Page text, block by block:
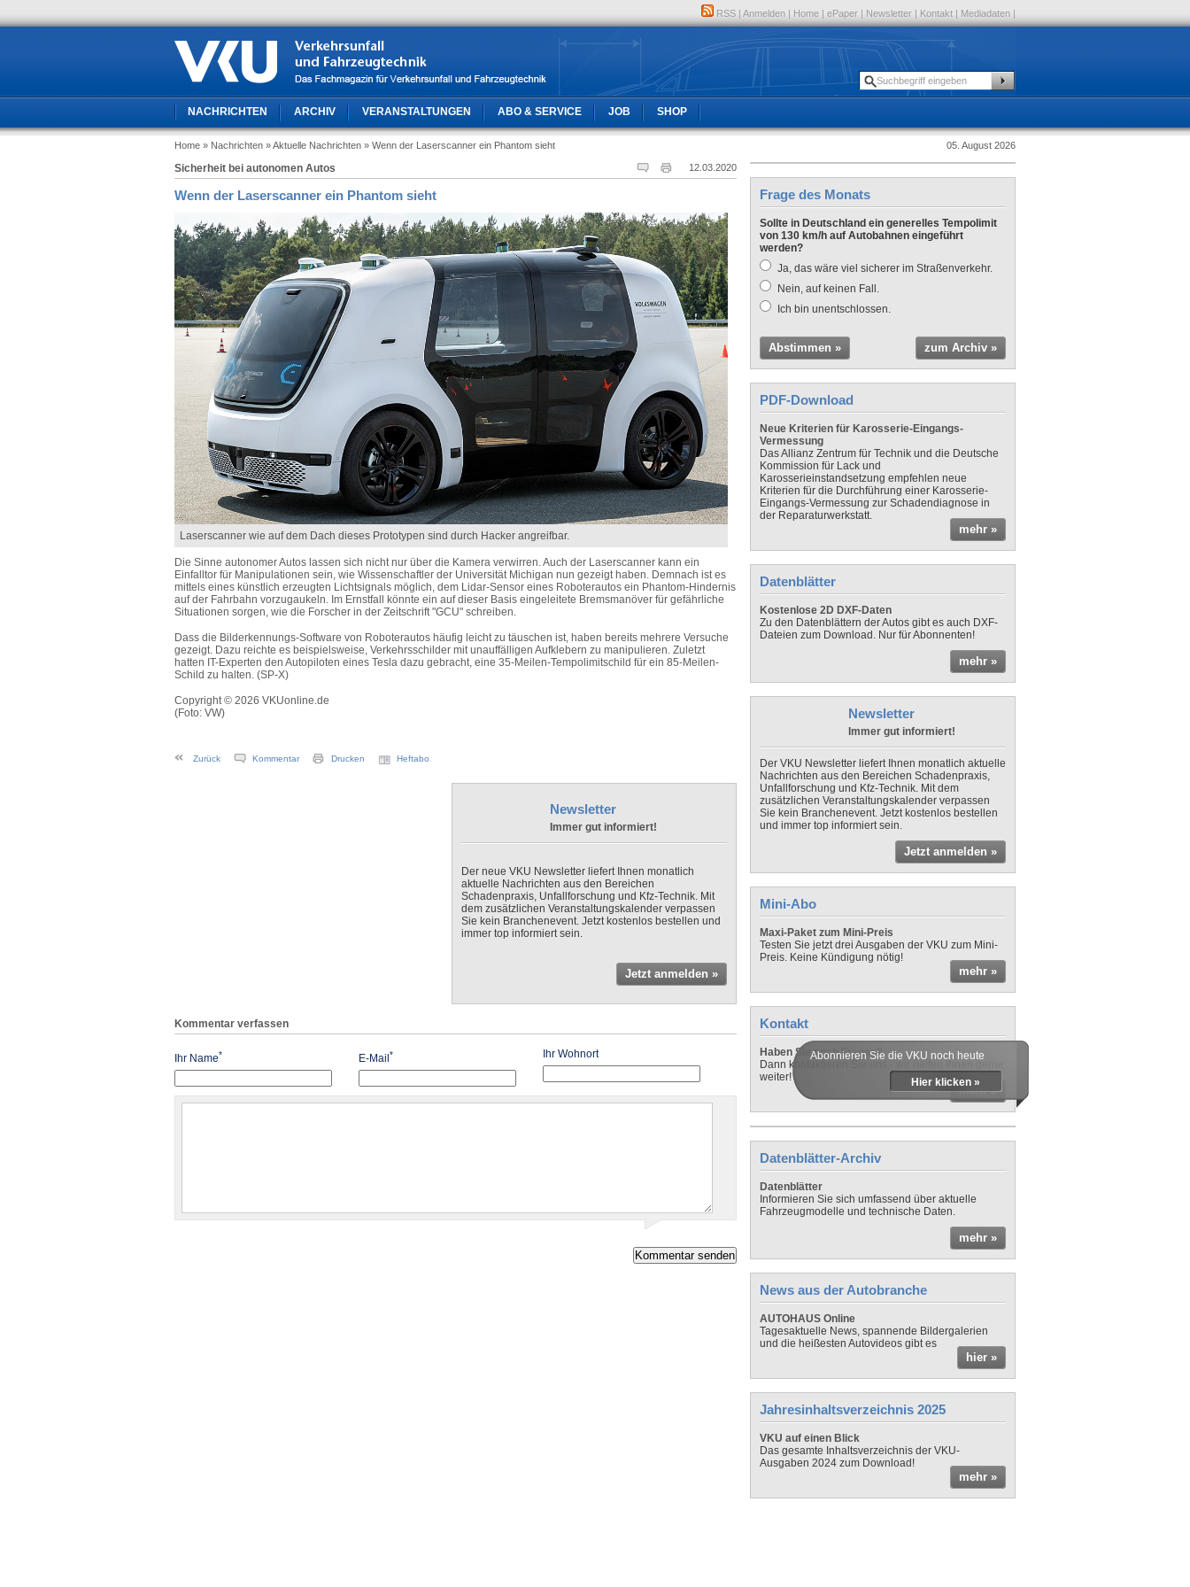
RSS | Anmelden | Home | ePaper | Newsletter | Kontakt | Mediadaten |
NACHRICHTEN ARCHIV VERANSTALTUNGEN ABO & SERVICE JOB SHOP
Home » Nachrichten » Aktuelle Nachrichten » Wenn der Laserscanner ein Phantom sieht 05. August 2026
12.03.2020
Sicherheit bei autonomen Autos
Wenn der Laserscanner ein Phantom sieht
Laserscanner wie auf dem Dach dieses Prototypen sind durch Hacker angreifbar.
Die Sinne autonomer Autos lassen sich nicht nur über die Kamera verwirren. Auch der Laserscanner kann ein
Einfalltor für Manipulationen sein, wie Wissenschaftler der Universität Michigan nun gezeigt haben. Demnach ist es
mittels eines künstlich erzeugten Lichtsignals möglich, dem Lidar-Sensor eines Roboterautos ein Phantom-Hindernis
auf der Fahrbahn vorzugaukeln. Im Ernstfall könnte ein auf dieser Basis eingeleitete Bremsmanöver für gefährliche
Situationen sorgen, wie die Forscher in der Zeitschrift "GCU" schreiben.
Dass die Bilderkennungs-Software von Roboterautos häufig leicht zu täuschen ist, haben bereits mehrere Versuche
gezeigt. Dazu reichte es beispielsweise, Verkehrsschilder mit unauffälligen Aufklebern zu manipulieren. Zuletzt
hatten IT-Experten den Autopiloten eines Tesla dazu gebracht, eine 35-Meilen-Tempolimitschild für ein 85-Meilen-
Schild zu halten. (SP-X)
Copyright © 2026 VKUonline.de
(Foto: VW)
Zurück Kommentar Drucken Heftabo
Newsletter
Immer gut informiert!
Der neue VKU Newsletter liefert Ihnen monatlich
aktuelle Nachrichten aus den Bereichen
Schadenpraxis, Unfallforschung und Kfz-Technik. Mit
dem zusätzlichen Veranstaltungskalender verpassen
Sie kein Branchenevent. Jetzt kostenlos bestellen und
immer top informiert sein.
Jetzt anmelden »
Kommentar verfassen
Ihr Name* E-Mail* Ihr Wohnort
Frage des Monats
Sollte in Deutschland ein generelles Tempolimit
von 130 km/h auf Autobahnen eingeführt
werden?
Ja, das wäre viel sicherer im Straßenverkehr.
Nein, auf keinen Fall.
Ich bin unentschlossen.
Abstimmen » zum Archiv »
PDF-Download
Neue Kriterien für Karosserie-Eingangs-
Vermessung
Das Allianz Zentrum für Technik und die Deutsche
Kommission für Lack und
Karosserieinstandsetzung empfehlen neue
Kriterien für die Durchführung einer Karosserie-
Eingangs-Vermessung zur Schadendiagnose in
der Reparaturwerkstatt.
mehr »
Datenblätter
Kostenlose 2D DXF-Daten
Zu den Datenblättern der Autos gibt es auch DXF-
Dateien zum Download. Nur für Abonnenten!
mehr »
Newsletter
Immer gut informiert!
Der VKU Newsletter liefert Ihnen monatlich aktuelle
Nachrichten aus den Bereichen Schadenpraxis,
Unfallforschung und Kfz-Technik. Mit dem
zusätzlichen Veranstaltungskalender verpassen
Sie kein Branchenevent. Jetzt kostenlos bestellen
und immer top informiert sein.
Jetzt anmelden »
Mini-Abo
Maxi-Paket zum Mini-Preis
Testen Sie jetzt drei Ausgaben der VKU zum Mini-
Preis. Keine Kündigung nötig!
mehr »
Kontakt
Haben Sie noch Fragen?
Dann kontaktieren Sie uns - wir helfen Ihnen gerne
weiter!
mehr »
Abonnieren Sie die VKU noch heute
Hier klicken »
Datenblätter-Archiv
Datenblätter
Informieren Sie sich umfassend über aktuelle
Fahrzeugmodelle und technische Daten.
mehr »
News aus der Autobranche
AUTOHAUS Online
Tagesaktuelle News, spannende Bildergalerien
und die heißesten Autovideos gibt es
hier »
Jahresinhaltsverzeichnis 2025
VKU auf einen Blick
Das gesamte Inhaltsverzeichnis der VKU-
Ausgaben 2024 zum Download!
mehr »